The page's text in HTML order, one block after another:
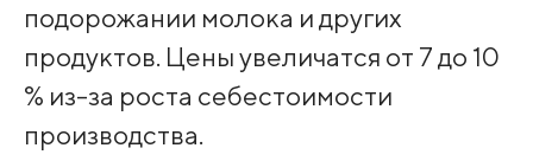
подорожании молока и других
продуктов. Цены увеличатся от 7 до 10
% из-за роста себестоимости
производства.